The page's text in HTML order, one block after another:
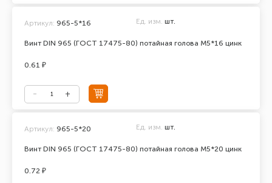
Винт DIN 965 (ГОСТ 17475-80) потайная голова М5*16 цинк
Артикул: 965-5*16 Ед. изм. шт.
0.61 ₽
Винт DIN 965 (ГОСТ 17475-80) потайная голова М5*20 цинк
Артикул: 965-5*20 Ед. изм. шт.
0.72 ₽